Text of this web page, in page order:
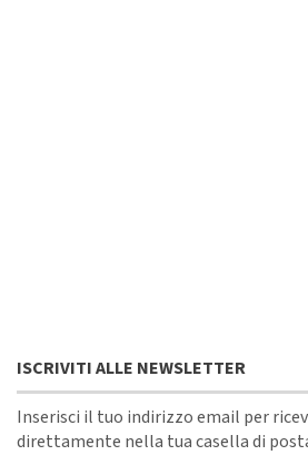
ISCRIVITI ALLE NEWSLETTER
Inserisci il tuo indirizzo email per
direttamente nella tua casella di